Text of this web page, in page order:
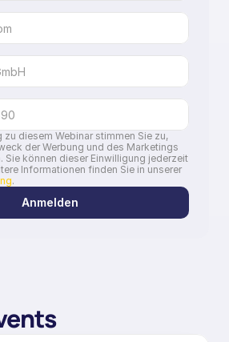
zu diesem Webinar stimmen Sie zu,
der Werbung und des Marketings
Sie können dieser Einwilligung jederzeit
.
Anmelden